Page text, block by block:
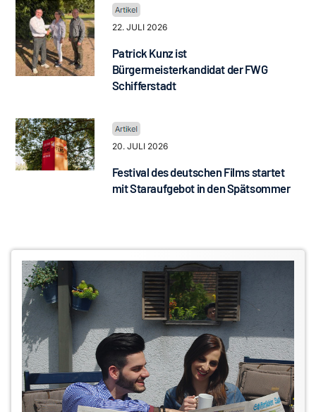
22. JULI 2026
Patrick Kunz ist
Bürgermeisterkandidat der FWG
Schifferstadt
20. JULI 2026
Festival des deutschen Films startet
mit Staraufgebot in den Spätsommer